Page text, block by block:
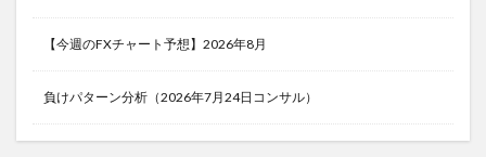
【今週のFXチャート予想】2026年8月
負けパターン分析（2026年7月24日コンサル）